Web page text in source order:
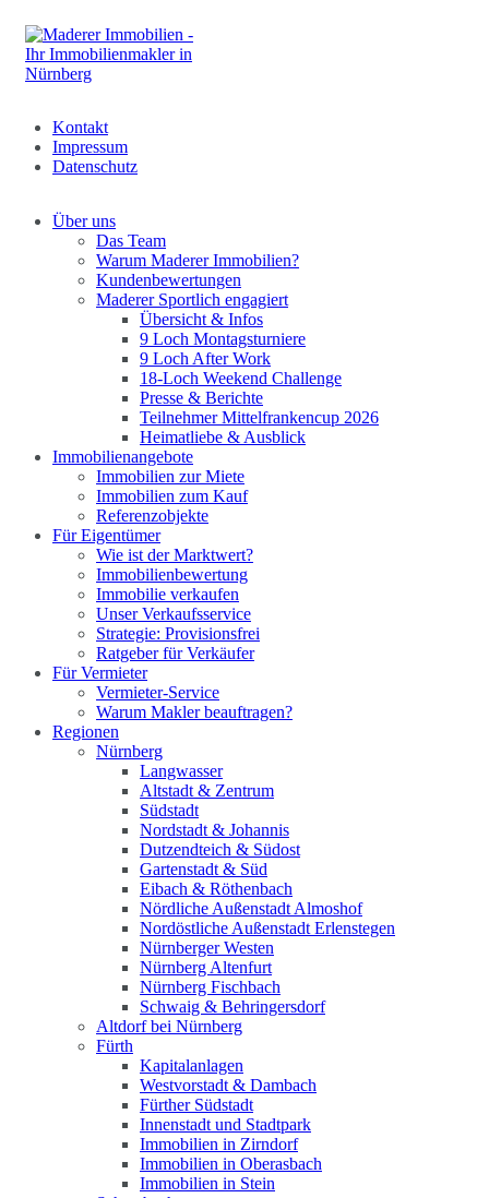
Kontakt
Impressum
Datenschutz
Über uns
Das Team
Warum Maderer Immobilien?
Kundenbewertungen
Maderer Sportlich engagiert
Übersicht & Infos
9 Loch Montagsturniere
9 Loch After Work
18-Loch Weekend Challenge
Presse & Berichte
Teilnehmer Mittelfrankencup 2026
Heimatliebe & Ausblick
Immobilienangebote
Immobilien zur Miete
Immobilien zum Kauf
Referenzobjekte
Für Eigentümer
Wie ist der Marktwert?
Immobilienbewertung
Immobilie verkaufen
Unser Verkaufsservice
Strategie: Provisionsfrei
Ratgeber für Verkäufer
Für Vermieter
Vermieter-Service
Warum Makler beauftragen?
Regionen
Nürnberg
Langwasser
Altstadt & Zentrum
Südstadt
Nordstadt & Johannis
Dutzendteich & Südost
Gartenstadt & Süd
Eibach & Röthenbach
Nördliche Außenstadt Almoshof
Nordöstliche Außenstadt Erlenstegen
Nürnberger Westen
Nürnberg Altenfurt
Nürnberg Fischbach
Schwaig & Behringersdorf
Altdorf bei Nürnberg
Fürth
Kapitalanlagen
Westvorstadt & Dambach
Fürther Südstadt
Innenstadt und Stadtpark
Immobilien in Zirndorf
Immobilien in Oberasbach
Immobilien in Stein